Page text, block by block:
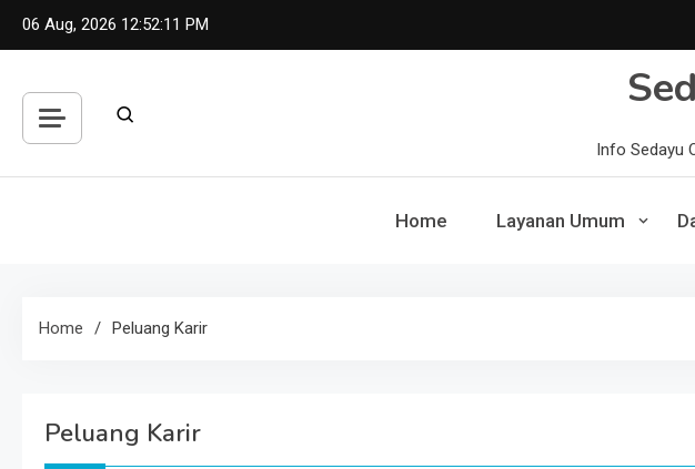
Skip
06 Aug, 2026 12:52:12 PM
Info Sedayu
Home Layanan Umum
Home Peluang Karir
Peluang Karir